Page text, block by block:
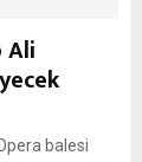
Ali
balesi